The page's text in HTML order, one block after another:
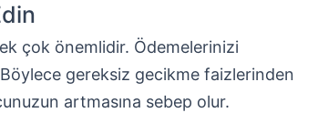
çok önemlidir. Ödemelerinizi
gereksiz gecikme faizlerinden
artmasına sebep olur.